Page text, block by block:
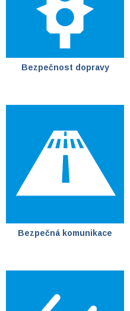
Bezpečnost dopravy
Bezpečná komunikace